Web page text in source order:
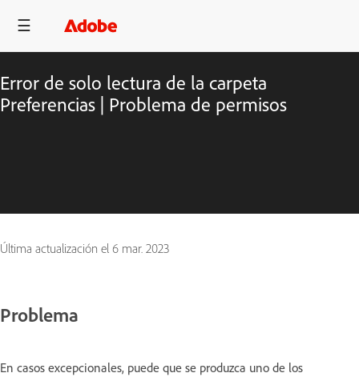
Error de solo lectura de la carpeta
Preferencias | Problema de permisos
Última actualización el 6 mar. 2023
Problema
En casos excepcionales, puede que se produzca uno de los